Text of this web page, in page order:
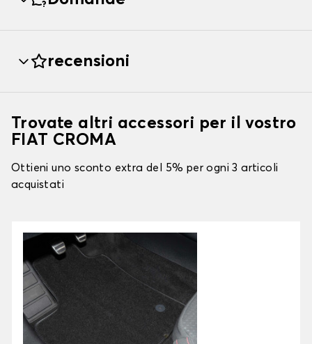
recensioni
Trovate altri accessori per il vostro
FIAT CROMA
Ottieni uno sconto extra del 5% per ogni 3 articoli
acquistati